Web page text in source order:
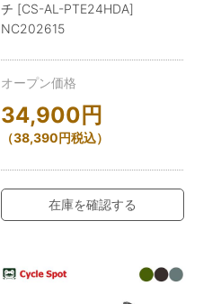
チ [CS-AL-PTE24HDA]
NC202615
オープン価格
34,900 円
（38,390円税込）
在庫を確認する